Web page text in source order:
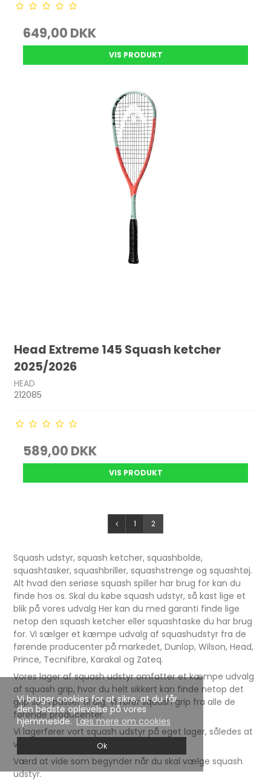
Vi bruger cookies for at sikre, at du får
den bedste oplevelse på vores
hjemmeside.Læs mere om cookies
Ok
649,00 DKK
VIS PRODUKT
Head Extreme 145 Squash ketcher
2025/2026
HEAD
212085
589,00 DKK
VIS PRODUKT
1 2
Squash udstyr, squash ketcher, squashbolde,
squashtasker, squashbriller, squashstrenge og squashtøj.
Alt hvad den seriøse squash spiller har brug for kan du
finde hos os. Skal du købe squash udstyr, så kast lige et
blik på vores udvalg Her kan du med garanti finde lige
netop den squash ketcher eller squashtaske du har brug
for. Vi sælger et kæmpe udvalg af squashudstyr fra de
førende producenter på markedet, Dunlop, Wilson, Head,
Prince, Tecnifibre, Karakal og Zateq.
Vores lager af squash udstyr omfatter et kæmpe udvalg
af squash grip, hvor du helt sikkert kan finde netop det
grip som passer til dig. Vi fører squash grip fra alle de
førende producenter.
Vi lagerfører vort squash udstyr på eget lager, således at
vi kan sende fra dag til dag.
Værd at vide som begynder når du skal vælge squash
udstyr.